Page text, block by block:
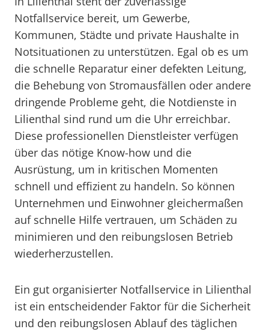
Notfallservice bereit, um Gewerbe,
Kommunen, Städte und private Haushalte in
Notsituationen zu unterstützen. Egal ob es um
die schnelle Reparatur einer defekten Leitung,
die Behebung von Stromausfällen oder andere
dringende Probleme geht, die Notdienste in
Lilienthal sind rund um die Uhr erreichbar.
Diese professionellen Dienstleister verfügen
über das nötige Know-how und die
Ausrüstung, um in kritischen Momenten
schnell und effizient zu handeln. So können
Unternehmen und Einwohner gleichermaßen
auf schnelle Hilfe vertrauen, um Schäden zu
minimieren und den reibungslosen Betrieb
wiederherzustellen.
Ein gut organisierter Notfallservice in Lilienthal
ist ein entscheidender Faktor für die Sicherheit
und den reibungslosen Ablauf des täglichen